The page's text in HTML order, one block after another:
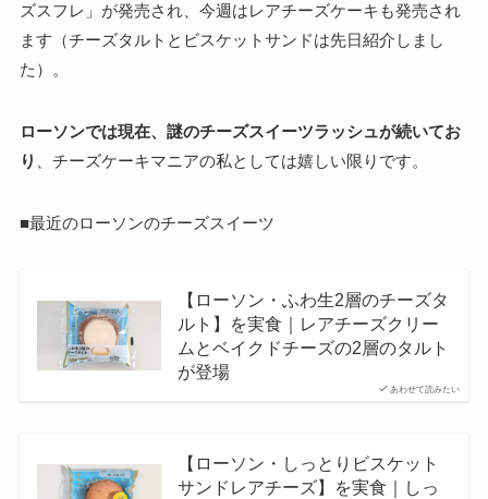
ズスフレ」が発売され、今週はレアチーズケーキも発売され
ます（チーズタルトとビスケットサンドは先日紹介しまし
た）。
ローソンでは現在、謎のチーズスイーツラッシュが続いてお
り 、チーズケーキマニアの私としては嬉しい限りです。
■最近のローソンのチーズスイーツ
あわせて読みたい
【ローソン・ふわ生2層のチーズタ
ルト】を実食｜レアチーズクリー
ムとベイクドチーズの2層のタルト
が登場
【ローソン・しっとりビスケット
サンドレアチーズ】を実食｜しっ